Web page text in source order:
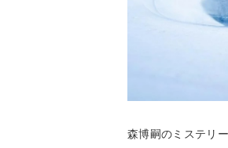
森博嗣のミステリ